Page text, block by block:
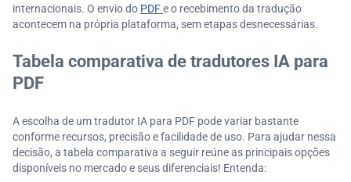
internacionais. O envio do PDFe o recebimento da tradução
acontecem na própria plataforma, sem etapas desnecessárias.
Tabela comparativa de tradutores IA para
PDF
A escolha de um tradutor IA para PDF pode variar bastante
conforme recursos, precisão e facilidade de uso. Para ajudar nessa
decisão, a tabela comparativa a seguir reúne as principais opções
disponíveis no mercado e seus diferenciais! Entenda: